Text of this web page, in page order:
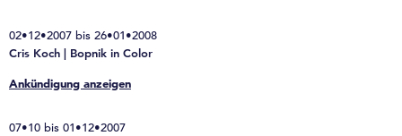
02•12•2007 bis 26•01•2008
Cris Koch | Bopnik in Color
Ankündigung anzeigen
07•10 bis 01•12•2007